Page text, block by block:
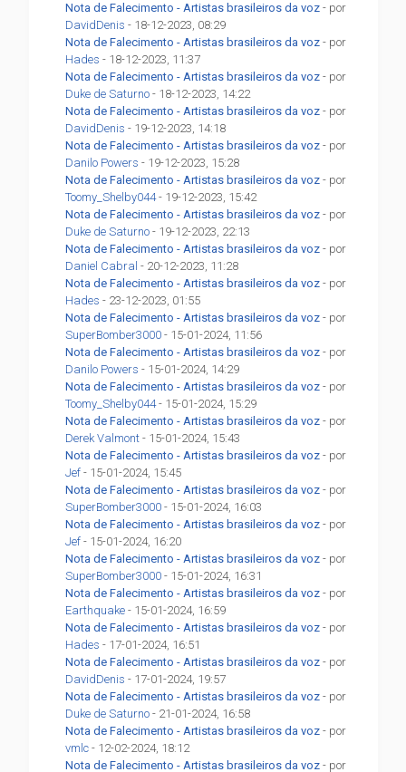
Nota de Falecimento - Artistas brasileiros da voz - por
DavidDenis - 18-12-2023, 08:29
Nota de Falecimento - Artistas brasileiros da voz - por
Hades - 18-12-2023, 11:37
Nota de Falecimento - Artistas brasileiros da voz - por
Duke de Saturno - 18-12-2023, 14:22
Nota de Falecimento - Artistas brasileiros da voz - por
DavidDenis - 19-12-2023, 14:18
Nota de Falecimento - Artistas brasileiros da voz - por
Danilo Powers - 19-12-2023, 15:28
Nota de Falecimento - Artistas brasileiros da voz - por
Toomy_Shelby044- 19-12-2023, 15:42
Nota de Falecimento - Artistas brasileiros da voz - por
Duke de Saturno - 19-12-2023, 22:13
Nota de Falecimento - Artistas brasileiros da voz - por
Daniel Cabral - 20-12-2023, 11:28
Nota de Falecimento - Artistas brasileiros da voz - por
Hades - 23-12-2023, 01:55
Nota de Falecimento - Artistas brasileiros da voz - por
SuperBomber3000 - 15-01-2024, 11:56
Nota de Falecimento - Artistas brasileiros da voz - por
Danilo Powers - 15-01-2024, 14:29
Nota de Falecimento - Artistas brasileiros da voz - por
Toomy_Shelby044- 15-01-2024, 15:29
Nota de Falecimento - Artistas brasileiros da voz - por
Derek Valmont - 15-01-2024, 15:43
Nota de Falecimento - Artistas brasileiros da voz - por
Jef - 15-01-2024, 15:45
Nota de Falecimento - Artistas brasileiros da voz - por
SuperBomber3000 - 15-01-2024, 16:03
Nota de Falecimento - Artistas brasileiros da voz - por
Jef - 15-01-2024, 16:20
Nota de Falecimento - Artistas brasileiros da voz - por
SuperBomber3000 - 15-01-2024, 16:31
Nota de Falecimento - Artistas brasileiros da voz - por
Earthquake - 15-01-2024, 16:59
Nota de Falecimento - Artistas brasileiros da voz - por
Hades - 17-01-2024, 16:51
Nota de Falecimento - Artistas brasileiros da voz - por
DavidDenis - 17-01-2024, 19:57
Nota de Falecimento - Artistas brasileiros da voz - por
Duke de Saturno - 21-01-2024, 16:58
Nota de Falecimento - Artistas brasileiros da voz - por
vmlc - 12-02-2024, 18:12
Nota de Falecimento - Artistas brasileiros da voz - por